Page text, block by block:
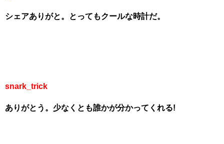
シェアありがと。とってもクールな時計だ。
snark_trick
ありがとう。少なくとも誰かが分かってくれる!